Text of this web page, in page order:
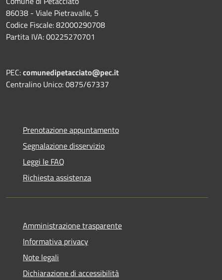
86038 - Viale Pietravalle, 5
Codice Fiscale: 82000290708
Partita IVA: 00225270701
PEC:comunedipetacciato@pec.it
Centralino Unico: 0875/67337
Prenotazione appuntamento
Segnalazione disservizio
Leggi le FAQ
Richiesta assistenza
Amministrazione trasparente
Informativa privacy
Note legali
Dichiarazione di accessibilità